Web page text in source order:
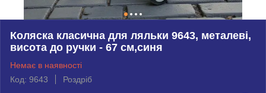
Коляска класична для ляльки 9643, металеві,
висота до ручки - 67 см,синя
Немає в наявності
Код: 9643
Роздріб